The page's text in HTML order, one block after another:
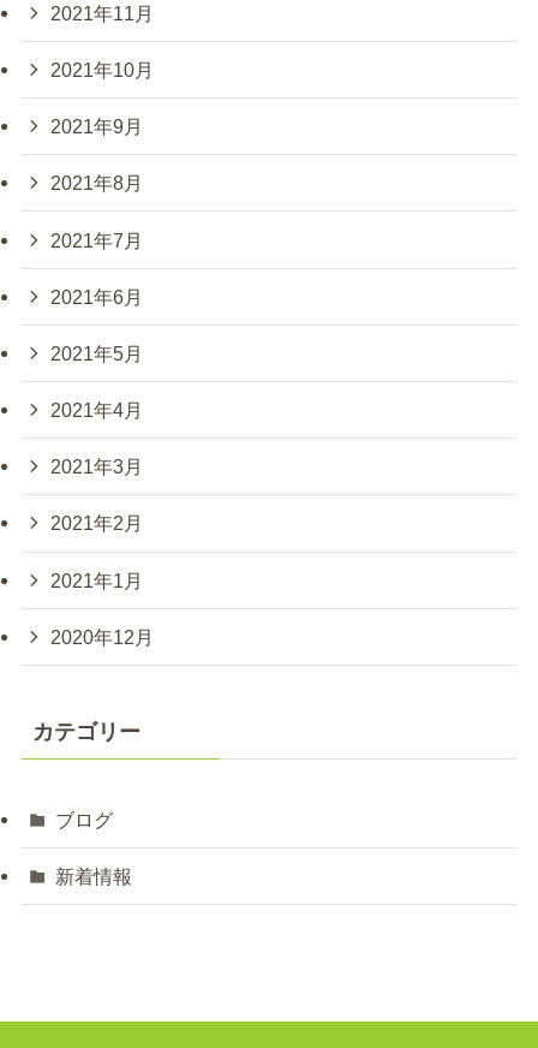
2021年11月
2021年10月
2021年9月
2021年8月
2021年7月
2021年6月
2021年5月
2021年4月
2021年3月
2021年2月
2021年1月
2020年12月
カテゴリー
ブログ
新着情報